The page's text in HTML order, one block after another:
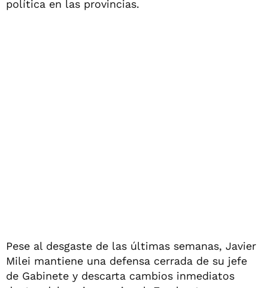
política en las provincias.
Pese al desgaste de las últimas semanas, Javier
Milei mantiene una defensa cerrada de su jefe
de Gabinete y descarta cambios inmediatos